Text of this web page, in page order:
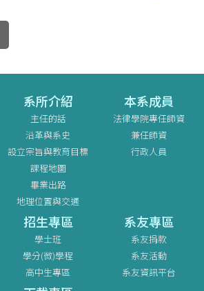
系所介紹
主任的話
沿革與系史
設立宗旨與教育目標
課程地圖
畢業出路
地理位置與交通
本系成員
法律學院專任師資
兼任師資
行政人員
招生專區
學士班
學分(微)學程
高中生專區
系友專區
系友捐款
系友活動
系友資訊平台